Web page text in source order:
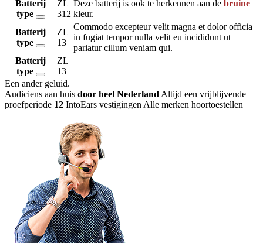
Batterij
type
ZL
312
Deze batterij is ook te herkennen aan de bruine
kleur.
Batterij
type
ZL
13
Commodo excepteur velit magna et dolor officia
in fugiat tempor nulla velit eu incididunt ut
pariatur cillum veniam qui.
Batterij
type
ZL
13
Een ander geluid.
Audiciens aan huis door heel Nederland Altijd een vrijblijvende
proefperiode 12 IntoEars vestigingen Alle merken hoortoestellen